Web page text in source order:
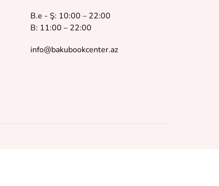
B.e - Ş: 10:00 – 22:00
B: 11:00 – 22:00
info@bakubookcenter.az